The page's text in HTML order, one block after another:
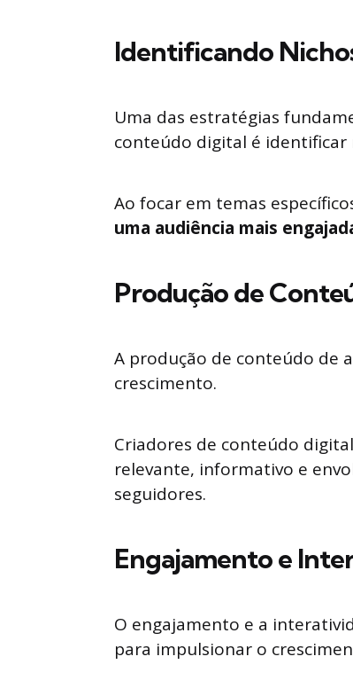
Identificando
Uma das estratégias
conteúdo digital é identificar
Ao focar em temas
uma audiência mais
Produção de
A produção de conteúdo de
crescimento.
Criadores de conteúdo
relevante, informativo e
seguidores.
Engajamento e
O engajamento e a
para impulsionar o